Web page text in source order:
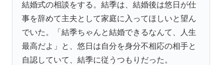
結婚式の相談をする。結季は、結婚後は悠日が仕
事を辞めて主夫として家庭に入ってほしいと望ん
でいた。「結季ちゃんと結婚できるなんて、人生
最高だよ」と、悠日は自分を身分不相応の相手と
自認していて、結季に従うつもりだった。